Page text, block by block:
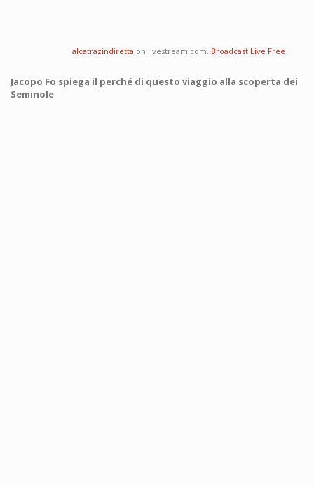
alcatrazindiretta on livestream.com. Broadcast Live Free
Jacopo Fo spiega il perché di questo viaggio alla scoperta dei
Seminole